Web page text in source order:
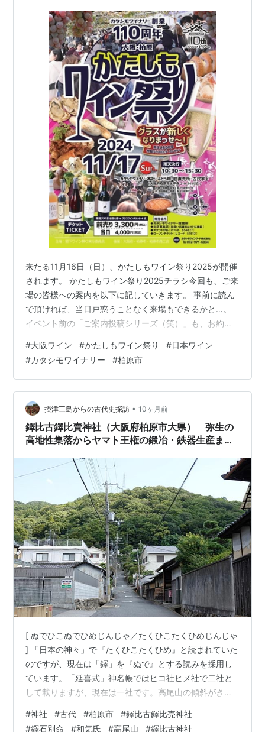
来たる11月16日（日）、かたしもワイン祭り2025が開催
されます。 かたしもワイン祭り2025チラシ今回も、ご来
場の皆様への案内を以下に記していきます。 事前に読ん
で頂ければ、当日戸惑うことなく来場もできるかと…。
イベント前の「ご案内投稿シリーズ（笑）」も、お約
に】 今年のワイン祭りでは、昨年と同様のグラスです。
下記の写真を参照ください。 受付がございます、本社会
場ないしは旧直売所会場の受付にて必ずグラスを受け取
ってから各会場に向かって下さい。お手数ですが、よろ
しくお願いします。 ワイングラスはこちら（内容量は
100ml） 【交通機関につ…
#大阪ワイン #かたしもワイン祭り #日本ワイン
#カタシモワイナリー #柏原市
摂津三島からの古代史探訪 • 10ヶ月前
鐸比古鐸比賣神社（大阪府柏原市大県） 弥生の
高地性集落からヤマト王権の鍛冶・鉄器生産まで
[ ぬでひこぬでひめじんじゃ／たくひこたくひめじんじゃ
] 「日本の神々」で『たくひこたくひめ』と読まれていた
のですが、現在は「鐸」を『ぬで』とする読みを採用し
ています。「延喜式」神名帳ではヒコ社ヒメ社で二社と
して載りますが、現在は一社です。高尾山の傾斜がきつ
る中河内各社（恩智社、天照大神高座社、玉祖社等）の
#神社 #古代 #柏原市 #鐸比古鐸比売神社
#鐸石別命 #和気氏 #高尾山 #鐸比古神社